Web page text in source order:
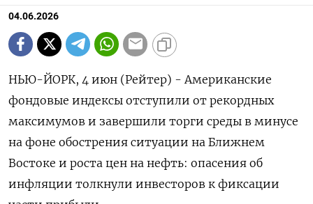
04.06.2026
НЬЮ-ЙОРК, 4 июн (Рейтер) - Американские
фондовые индексы отступили от ‌рекордных
максимумов и завершили торги среды ​в минусе ​
на фоне ​обострения ситуации ⁠на ‌Ближнем
Востоке ‌и роста цен на нефть: опасения ​об
инфляции ‌толкнули инвесторов ​к фиксации